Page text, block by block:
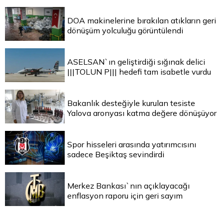
DOA makinelerine bırakılan atıkların geri
dönüşüm yolculuğu görüntülendi
ASELSAN`ın geliştirdiği sığınak delici
|||TOLUN P||| hedefi tam isabetle vurdu
Bakanlık desteğiyle kurulan tesiste
Yalova aronyası katma değere dönüşüyor
Spor hisseleri arasında yatırımcısını
sadece Beşiktaş sevindirdi
Merkez Bankası`nın açıklayacağı
enflasyon raporu için geri sayım